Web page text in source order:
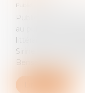
Publié le :
Publication du «
au public » (2017)
littéraire et
Sirinelli et Mmes
Bensamoun, co-